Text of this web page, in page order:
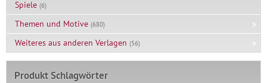
Spiele (6)
Themen und Motive (680)
Weiteres aus anderen Verlagen (56)
Produkt Schlagwörter